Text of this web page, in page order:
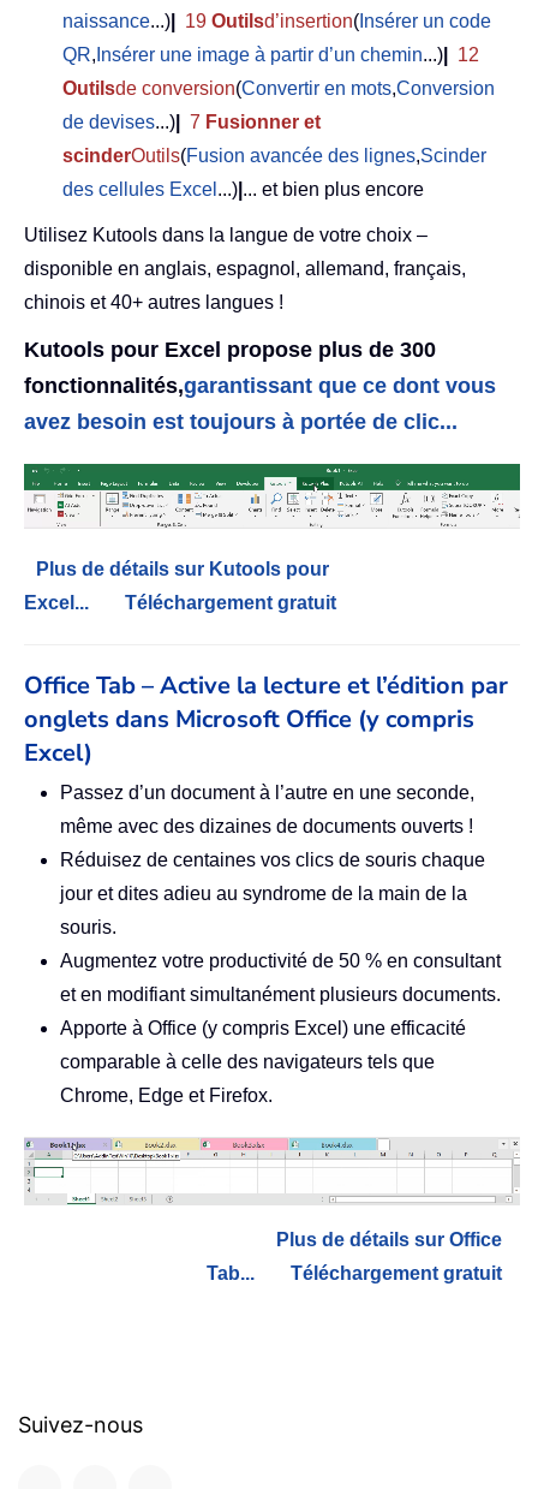
naissance...) 19 Outilsd’insertion( Insérer un code
QR, Insérer une image à partir d’un chemin...)
12
Outilsde conversion(Convertir en mots,Conversion
de devises...) 7 Fusionner et
scinderOutils(Fusion avancée des lignes,Scinder
des cellules Excel ...) ... et bien plus encore
Utilisez Kutools dans la langue de votre choix –
disponible en anglais, espagnol, allemand, français,
chinois et 40+ autres langues !
Kutools pour Excel propose plus de 300
fonctionnalités,garantissant que ce dont vous
avez besoin est toujours à portée de clic...
Plus de détails sur Kutools pour
Excel...
Téléchargement gratuit
Office Tab – Active la lecture et l’édition par
onglets dans Microsoft Office (y compris
Excel)
Passez d’un document à l’autre en une seconde,
même avec des dizaines de documents ouverts !
Réduisez de centaines vos clics de souris chaque
jour et dites adieu au syndrome de la main de la
souris.
Augmentez votre productivité de 50 % en consultant
et en modifiant simultanément plusieurs documents.
Apporte à Office (y compris Excel) une efficacité
comparable à celle des navigateurs tels que
Chrome, Edge et Firefox.
Plus de détails sur Office
Tab...
Téléchargement gratuit
Suivez-nous